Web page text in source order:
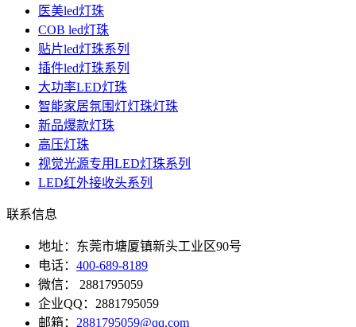
医美led灯珠
COB led灯珠
贴片led灯珠系列
插件led灯珠系列
大功率LED灯珠
智能家居氛围灯灯珠灯珠
新品爆款灯珠
高压灯珠
视觉光源专用LED灯珠系列
LED红外接收头系列
联系信息
地址：东莞市塘厦镇新头工业区90号
电话： 400-689-8189
微信： 2881795059
企业QQ：2881795059
邮箱： 2881795059@qq.com